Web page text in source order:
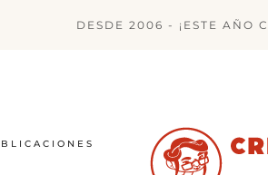
DESDE 2006 - ¡ESTE AÑO